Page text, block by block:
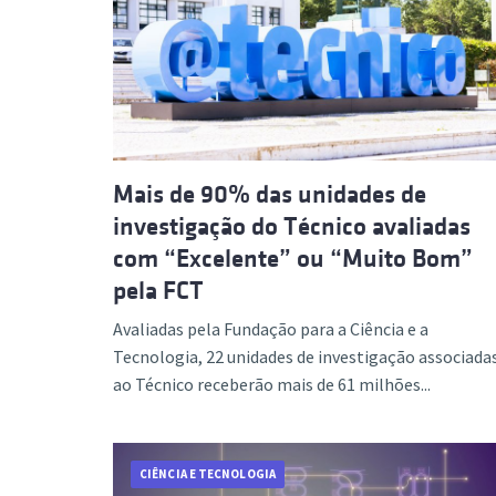
Mais de 90% das unidades de
investigação do Técnico avaliadas
com “Excelente” ou “Muito Bom”
pela FCT
Avaliadas pela Fundação para a Ciência e a
Tecnologia, 22 unidades de investigação
ao Técnico receberão mais de 61 milhões...
CIÊNCIA E TECNOLOGIA